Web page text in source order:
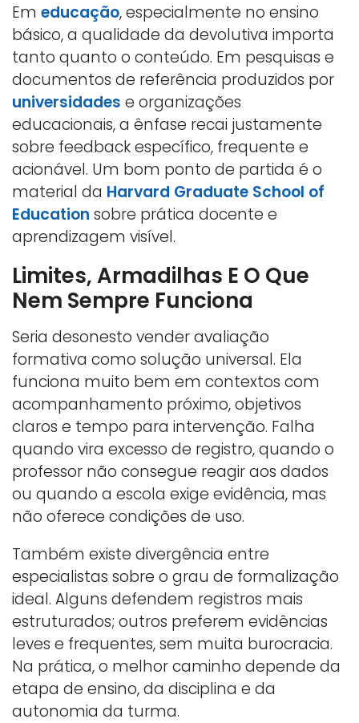
Em educação, especialmente no ensino
básico, a qualidade da devolutiva importa
tanto quanto o conteúdo. Em pesquisas e
documentos de referência produzidos por
universidades e organizações
educacionais, a ênfase recai justamente
sobre feedback específico, frequente e
acionável. Um bom ponto de partida é o
material da Harvard Graduate School of
Education sobre prática docente e
aprendizagem visível.
Limites, Armadilhas E O Que
Nem Sempre Funciona
Seria desonesto vender avaliação
formativa como solução universal. Ela
funciona muito bem em contextos com
acompanhamento próximo, objetivos
claros e tempo para intervenção. Falha
quando vira excesso de registro, quando o
professor não consegue reagir aos dados
ou quando a escola exige evidência, mas
não oferece condições de uso.
Também existe divergência entre
especialistas sobre o grau de formalização
ideal. Alguns defendem registros mais
estruturados; outros preferem evidências
leves e frequentes, sem muita burocracia.
Na prática, o melhor caminho depende da
etapa de ensino, da disciplina e da
autonomia da turma.